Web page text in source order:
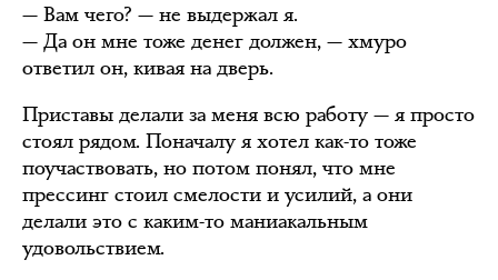
— Вам чего? — не выдержал я.
— Да он мне тоже денег должен, — хмуро
ответил он, кивая на дверь.
Приставы делали за меня всю работу — я просто
стоял рядом. Поначалу я хотел как-то тоже
поучаствовать, но потом понял, что мне
прессинг стоил смелости и усилий, а они
делали это с каким-то маниакальным
удовольствием.